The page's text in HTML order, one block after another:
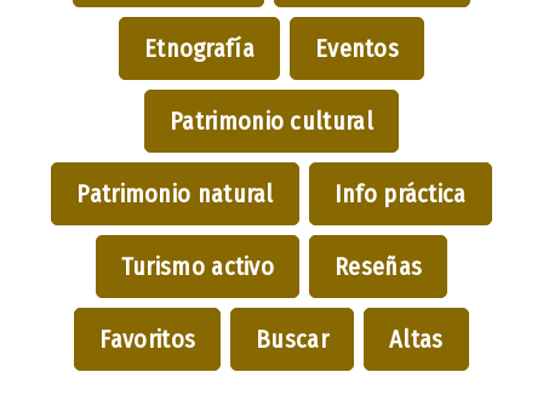
Etnografía Eventos
Patrimonio cultural
Patrimonio natural Info práctica
Turismo activo Reseñas
Favoritos Buscar Altas